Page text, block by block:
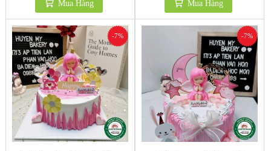
Mua Hàng Mua Hàng
-7% -7%